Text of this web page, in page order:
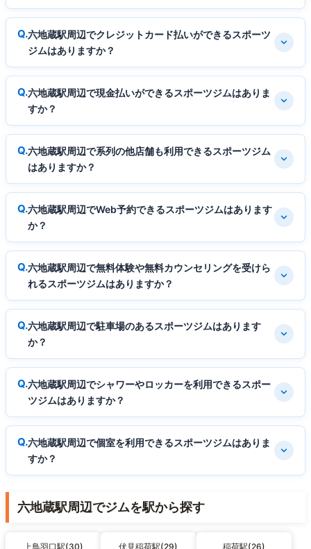
六地蔵駅周辺でクレジットカード払いができるスポーツ
ジムはありますか？
六地蔵駅周辺で現金払いができるスポーツジムはありま
すか？
六地蔵駅周辺で系列の他店舗も利用できるスポーツジム
はありますか？
六地蔵駅周辺でWeb予約できるスポーツジムはあります
か？
六地蔵駅周辺で無料体験や無料カウンセリングを受けら
れるスポーツジムはありますか？
六地蔵駅周辺で駐車場のあるスポーツジムはあります
か？
六地蔵駅周辺でシャワーやロッカーを利用できるスポー
ツジムはありますか？
六地蔵駅周辺で個室を利用できるスポーツジムはありま
すか？
六地蔵駅周辺でジムを駅から探す
上鳥羽口駅(30) 伏見稲荷駅(29) 稲荷駅(26)